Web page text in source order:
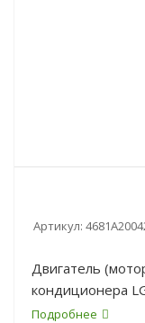
Артикул:
Двигатель
кондиционера
Подробнее